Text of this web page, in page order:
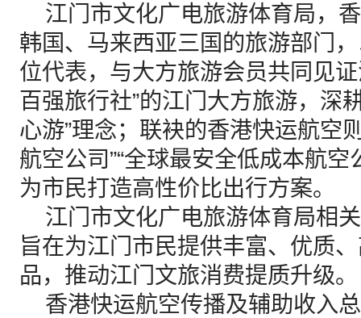
江门市文化广电旅游体育局，
韩国、马来西亚三国的旅游部门
位代表，与大方旅游会员共同见
百强旅行社”的江门大方旅游，深
心游”理念；联袂的香港快运航空
航空公司”“全球最安全低成本航
为市民打造高性价比出行方案。
江门市文化广电旅游体育局相
旨在为江门市民提供丰富、优质
品，推动江门文旅消费提质升级。
香港快运航空传播及辅助收入